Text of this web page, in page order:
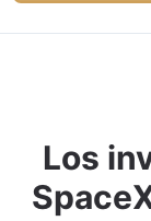
Los